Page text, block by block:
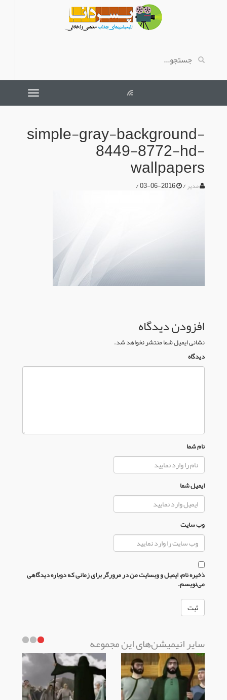
simple-gray-background-
8449-8772-hd-
wallpapers
مدیر/
/
افزودن دیدگاه
نشانی ایمیل شما منتشر نخواهد شد.
دیدگاه
نام شما
ایمیل شما
وب سایت
ذخیره نام، ایمیل و وبسایت من در مرورگر برای زمانی که دوباره دیدگاهی
می‌نویسم.
سایر انیمیشن‌های این مجموعه